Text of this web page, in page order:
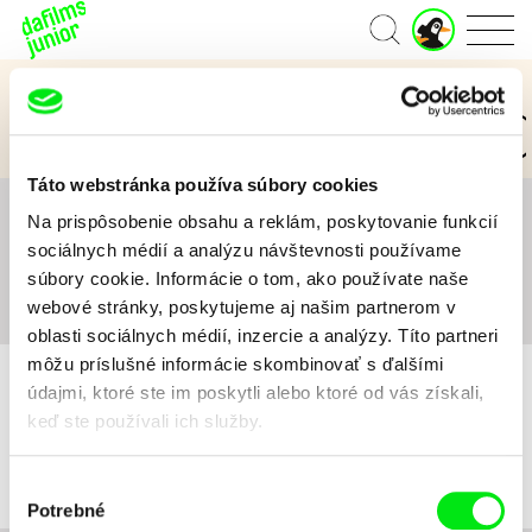
Táto webstránka používa súbory cookies
Na prispôsobenie obsahu a reklám, poskytovanie funkcií
sociálnych médií a analýzu návštevnosti používame
súbory cookie. Informácie o tom, ako používate naše
webové stránky, poskytujeme aj našim partnerom v
oblasti sociálnych médií, inzercie a analýzy. Títo partneri
môžu príslušné informácie skombinovať s ďalšími
údajmi, ktoré ste im poskytli alebo ktoré od vás získali,
keď ste používali ich služby.
súhlasu
Potrebné
Domov
J
u
n
i
o
r
Kategórie Junior
3 až 6 rokov 7 až 11 rokov 12 a viac rokov
Všetko A B C D E F G H I J
K
L
M N O P Q R S T U V W
Z #